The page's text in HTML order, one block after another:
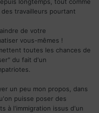
travailleurs pourtant
de votre
vous-mêmes !
toutes les chances de
du fait d'un
un peu mon propos, dans
puisse poser des
à l'immigration issus d'un